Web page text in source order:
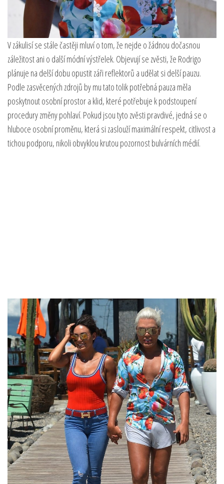
V zákulisí se stále častěji mluví o tom, že nejde o žádnou dočasnou
záležitost ani o další módní výstřelek. Objevují se zvěsti, že Rodrigo
plánuje na delší dobu opustit záři reflektorů a udělat si delší pauzu.
Podle zasvěcených zdrojů by mu tato tolik potřebná pauza měla
poskytnout osobní prostor a klid, které potřebuje k podstoupení
procedury změny pohlaví. Pokud jsou tyto zvěsti pravdivé, jedná se o
hluboce osobní proměnu, která si zaslouží maximální respekt, citlivost a
tichou podporu, nikoli obvyklou krutou pozornost bulvárních médií.